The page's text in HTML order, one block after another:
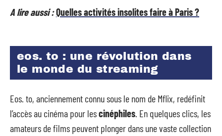
A lire aussi :Quelles activités insolites faire à Paris ?
eos. to : une révolution dans
le monde du streaming
Eos. to, anciennement connu sous le nom de Mflix, redéfinit
l’accès au cinéma pour lescinéphiles . En quelques clics, les
amateurs de films peuvent plonger dans une vaste collection